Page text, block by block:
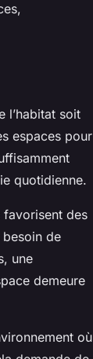
l’habitat soit
espaces pour
quotidienne.
des
besoin de
une
demeure
où